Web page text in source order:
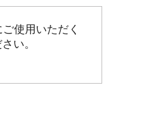
使用いただく
い。